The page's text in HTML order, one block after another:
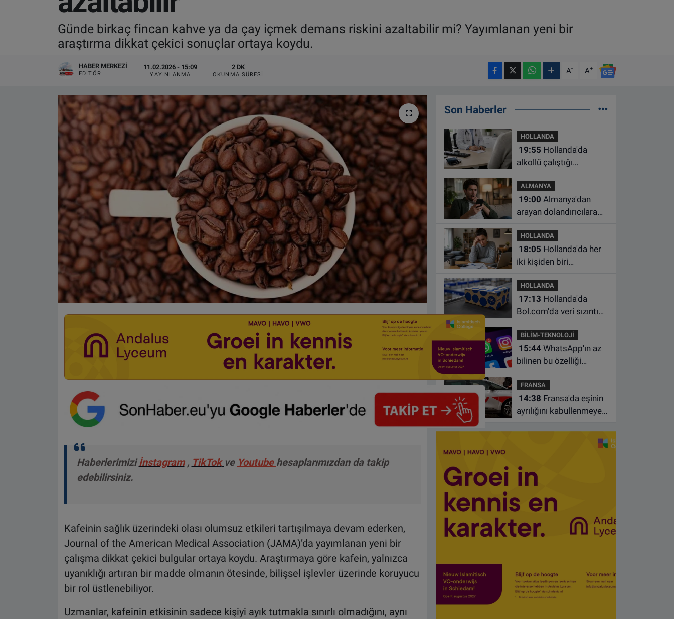
Günde birkaç fincan kahve ya da çay içmek demans riskini azaltabilir mi? Yayımlanan yeni bir
araştırma dikkat çekici sonuçlar ortaya koydu.
HABER MERKEZI
EDITÖR
11.02.2026 - 15:09
YAYINLANMA
2 DK
OKUNMA SÜRESI A- A+
Haberlerimiziİnstagram , TikTok ve Youtube hesaplarımızdan da takip
edebilirsiniz.
Kafeinin sağlık üzerindeki olası olumsuz etkileri tartışılmaya devam ederken,
Journal of the American Medical Association (JAMA)’da yayımlanan yeni bir
çalışma dikkat çekici bulgular ortaya koydu. Araştırmaya göre kafein, yalnızca
uyanıklığı artıran bir madde olmanın ötesinde, bilişsel işlevler üzerinde koruyucu
bir rol üstlenebiliyor.
Uzmanlar, kafeinin etkisinin sadece kişiyi ayık tutmakla sınırlı olmadığını, aynı
Son Haberler
HOLLANDA
19:55
alkollü çalıştığı
çalışma yasağı
ALMANYA
19:00
arayan dolandırıcılara
HOLLANDA
18:05
iki kişiden biri
HOLLANDA
17:13
Bol.com'da veri sızıntısı:
geçirilmiş olabilir
BİLİM-TEKNOLOJİ
15:44WhatsApp'ın az
bilinen bu özelliği
hale getiriyor
FRANSA
14:38
ayrılığını kabullenmeyen
ALGEMENE VOORWAARDEN
CONTACT
Çerez Politikası